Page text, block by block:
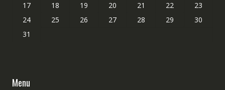
17
18 19 20 21 22
23
24
25 26 27 28 29
30
31
Menu